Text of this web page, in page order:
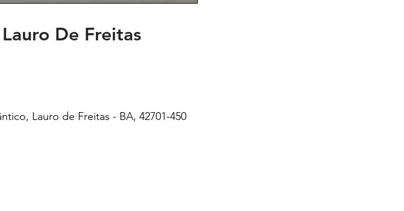
De Freitas
Lauro de Freitas - BA, 42701-450